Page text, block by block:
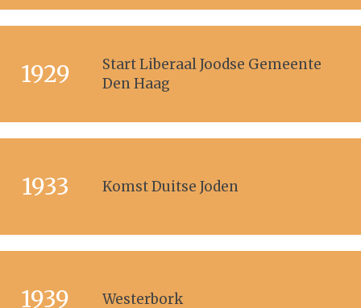
1929
Start Liberaal Joodse Gemeente
Den Haag
1933 Komst Duitse Joden
1939 Westerbork